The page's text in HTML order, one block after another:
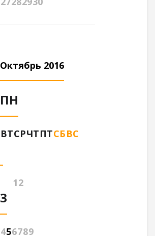
Октябрь 2016
ПН
ВТСРЧТПТСБВС
12
3
456789